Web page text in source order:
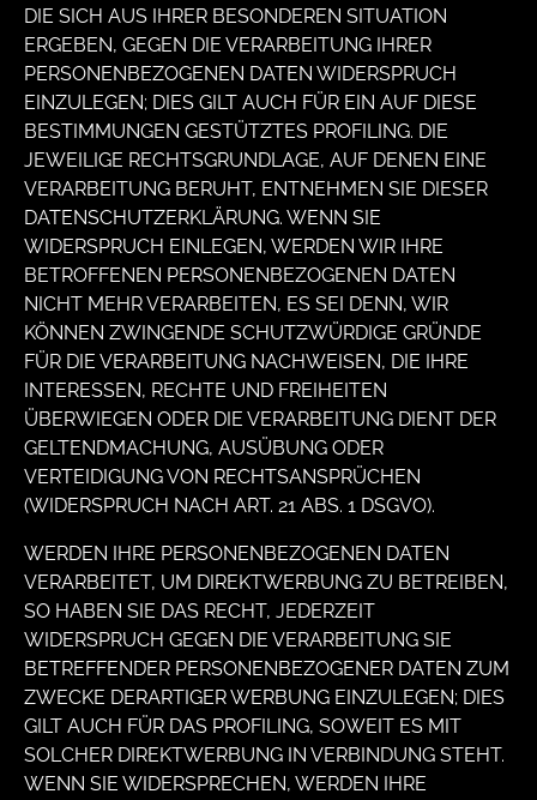
DIE SICH AUS IHRER BESONDEREN SITUATION
ERGEBEN, GEGEN DIE VERARBEITUNG IHRER
PERSONENBEZOGENEN DATEN WIDERSPRUCH
EINZULEGEN; DIES GILT AUCH FÜR EIN AUF DIESE
BESTIMMUNGEN GESTÜTZTES PROFILING. DIE
JEWEILIGE RECHTSGRUNDLAGE, AUF DENEN EINE
VERARBEITUNG BERUHT, ENTNEHMEN SIE DIESER
DATENSCHUTZERKLÄRUNG. WENN SIE
WIDERSPRUCH EINLEGEN, WERDEN WIR IHRE
BETROFFENEN PERSONENBEZOGENEN DATEN
NICHT MEHR VERARBEITEN, ES SEI DENN, WIR
KÖNNEN ZWINGENDE SCHUTZWÜRDIGE GRÜNDE
FÜR DIE VERARBEITUNG NACHWEISEN, DIE IHRE
INTERESSEN, RECHTE UND FREIHEITEN
ÜBERWIEGEN ODER DIE VERARBEITUNG DIENT DER
GELTENDMACHUNG, AUSÜBUNG ODER
VERTEIDIGUNG VON RECHTSANSPRÜCHEN
(WIDERSPRUCH NACH ART. 21 ABS. 1 DSGVO).
WERDEN IHRE PERSONENBEZOGENEN DATEN
VERARBEITET, UM DIREKTWERBUNG ZU BETREIBEN,
SO HABEN SIE DAS RECHT, JEDERZEIT
WIDERSPRUCH GEGEN DIE VERARBEITUNG SIE
BETREFFENDER PERSONENBEZOGENER DATEN ZUM
ZWECKE DERARTIGER WERBUNG EINZULEGEN; DIES
GILT AUCH FÜR DAS PROFILING, SOWEIT ES MIT
SOLCHER DIREKTWERBUNG IN VERBINDUNG STEHT.
WENN SIE WIDERSPRECHEN, WERDEN IHRE